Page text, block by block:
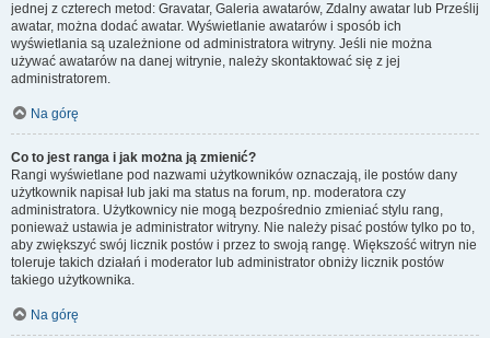
jednej z czterech metod: Gravatar, Galeria awatarów, Zdalny awatar lub Prześlij
awatar, można dodać awatar. Wyświetlanie awatarów i sposób ich
wyświetlania są uzależnione od administratora witryny. Jeśli nie można
używać awatarów na danej witrynie, należy skontaktować się z jej
administratorem.
Na górę
Co to jest ranga i jak można ją zmienić?
Rangi wyświetlane pod nazwami użytkowników oznaczają, ile postów dany
użytkownik napisał lub jaki ma status na forum, np. moderatora czy
administratora. Użytkownicy nie mogą bezpośrednio zmieniać stylu rang,
ponieważ ustawia je administrator witryny. Nie należy pisać postów tylko po to,
aby zwiększyć swój licznik postów i przez to swoją rangę. Większość witryn nie
toleruje takich działań i moderator lub administrator obniży licznik postów
takiego użytkownika.
Na górę